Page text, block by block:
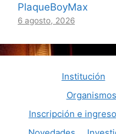
PlaqueBoyMax
6 agosto, 2026
Institución
Inscripción e ingreso